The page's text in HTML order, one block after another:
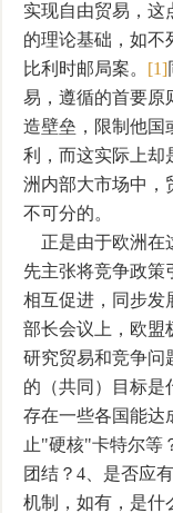
实现自由贸易，这
的理论基础，如不
比利时邮局案。 [1]
易，遵循的首要原
造壁垒，限制他国
利，而这实际上却
洲内部大市场中，
不可分的。
正是由于欧洲在
先主张将竞争政策
相互促进，同步发
部长会议上，欧盟
研究贸易和竞争问
的（共同）目标是
存在一些各国能达
止"硬核"卡特尔等
团结？4、是否应
机制，如有，是什